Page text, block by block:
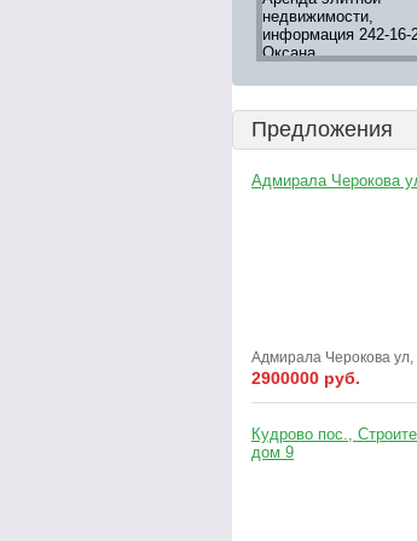
информация 242-16-28
большой выбор
"ВСЯ
Предложения
Адмирала Черокова
Адмирала Черокова ул,
2900000 руб.
Кудрово пос.,
дом 9